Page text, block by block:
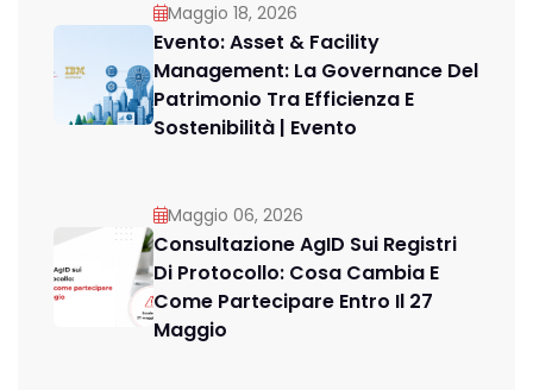
Maggio 18, 2026
Evento: Asset & Facility
Management: La Governance Del
Patrimonio Tra Efficienza E
Sostenibilità | Evento
Maggio 06, 2026
Consultazione AgID Sui Registri
Di Protocollo: Cosa Cambia E
Come Partecipare Entro Il 27
Maggio